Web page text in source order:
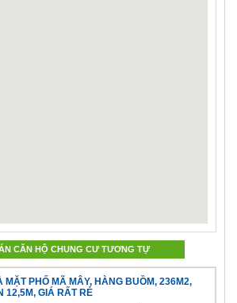
CĂN HỘ CHUNG CƯ TƯƠNG TỰ
PHỐ MÃ MÂY, HÀNG BUỒM, 236M2,
12,5M, GIÁ RẤT RẺ